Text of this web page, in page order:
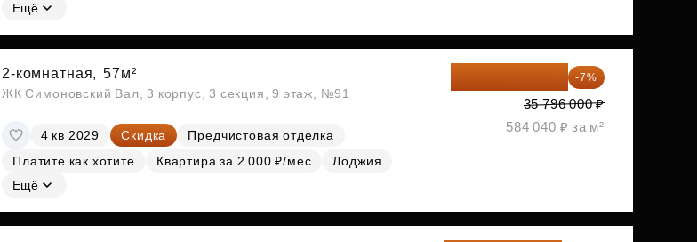
Ещё
2-комнатная, 57м²
ЖК Симоновский Вал, 3 корпус, 3 секция, 9 этаж, №91
4 кв 2029 Скидка
Предчистовая отделка
Платите как хотите
Квартира за 2 000 ₽/мес
Лоджия
Ещё
33 290 280 ₽ -7%
35 796 000 ₽
584 040 ₽ за м²